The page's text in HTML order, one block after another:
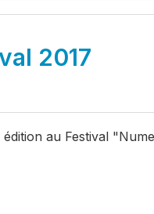
2017
au Festival